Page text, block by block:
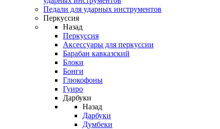
Педали для ударных инструментов
Перкуссия
Назад
Перкуссия
Аксессуары для перкуссии
Барабан кавказский
Блоки
Бонги
Глюкофоны
Гуиро
Дарбуки
Назад
Дарбуки
Думбеки